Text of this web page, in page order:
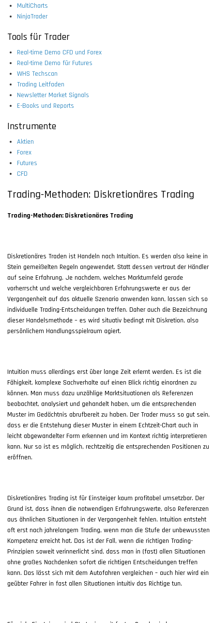
MultiCharts
NinjaTrader
Tools für Trader
Real-time Demo CFD und Forex
Real-time Demo für Futures
WHS Techscan
Trading Leitfaden
Newsletter Market Signals
E-Books und Reports
Instrumente
Aktien
Forex
Futures
CFD
Trading-Methoden: Diskretionäres Trading
Trading-Methoden: Diskretionäres Trading
Diskretionäres Traden ist Handeln nach Intuition. Es werden also keine in
Stein gemeißelten Regeln angewendet. Statt dessen vertraut der Händler
auf seine Erfahrung. Je nachdem, welches Marktumfeld gerade
vorherrscht und welche vergleichbaren Erfahrungswerte er aus der
Vergangenheit auf das aktuelle Szenario anwenden kann, lassen sich so
individuelle Trading-Entscheidungen treffen. Daher auch die Bezeichnung
dieser Handelsmethode – es wird situativ bedingt mit Diskretion, also
persönlichem Handlungsspielraum agiert.
Intuition muss allerdings erst über lange Zeit erlernt werden. Es ist die
Fähigkeit, komplexe Sachverhalte auf einen Blick richtig einordnen zu
können. Man muss dazu unzählige Marktsituationen als Referenzen
beobachtet, analysiert und gehandelt haben, um die entsprechenden
Muster im Gedächtnis abrufbereit zu haben. Der Trader muss so gut sein,
dass er die Entstehung dieser Muster in einem Echtzeit-Chart auch in
leicht abgewandelter Form erkennen und im Kontext richtig interpretieren
kann. Nur so ist es möglich, rechtzeitig die entsprechenden Positionen zu
eröffnen.
Diskretionäres Trading ist für Einsteiger kaum profitabel umsetzbar. Der
Grund ist, dass ihnen die notwendigen Erfahrungswerte, also Referenzen
aus ähnlichen Situationen in der Vergangenheit fehlen. Intuition entsteht
oft erst nach jahrelangem Trading, wenn man die Stufe der unbewussten
Kompetenz erreicht hat. Das ist der Fall, wenn die richtigen Trading-
Prinzipien soweit verinnerlicht sind, dass man in (fast) allen Situationen
ohne großes Nachdenken sofort die richtigen Entscheidungen treffen
kann. Das lässt sich mit dem Autofahren vergleichen – auch hier wird ein
geübter Fahrer in fast allen Situationen intuitiv das Richtige tun.